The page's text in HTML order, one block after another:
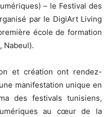
– le Festival des
par le DigiArt Living
école de formation
Nabeul).
et création ont rendez-
manifestation unique en
des festivals tunisiens,
au cœur de la